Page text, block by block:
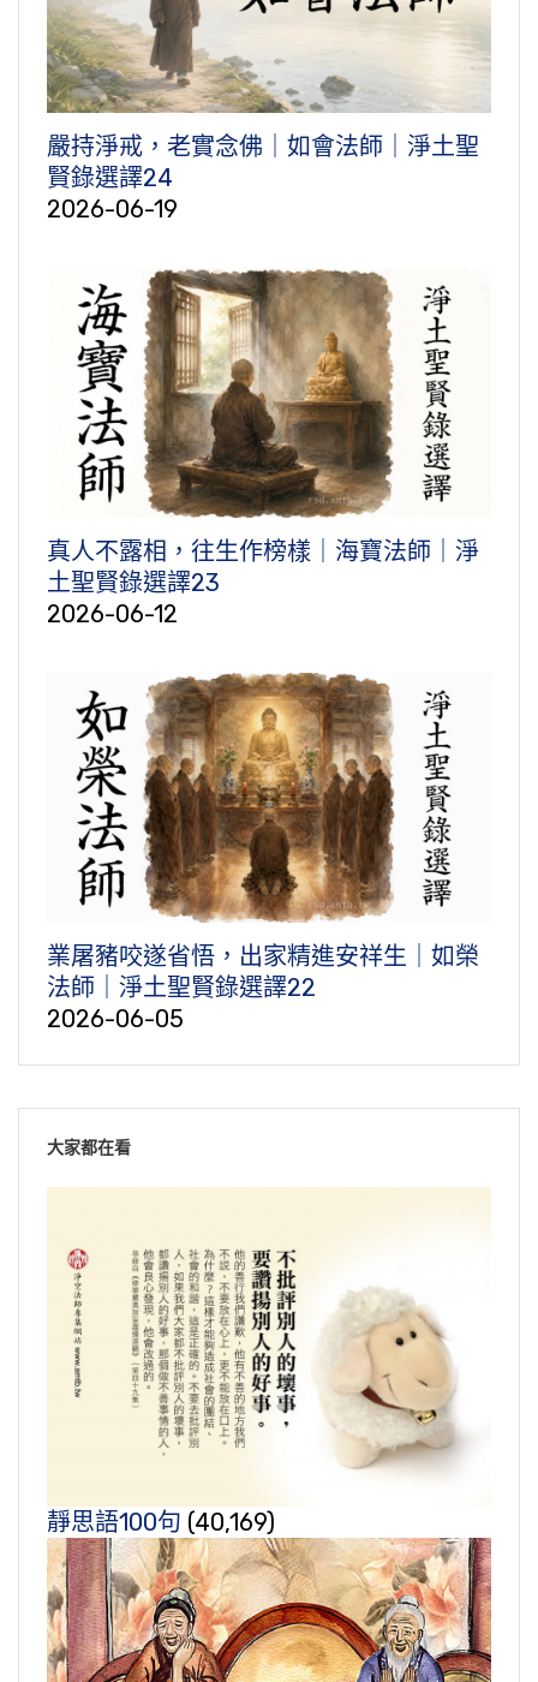
嚴持淨戒，老實念佛｜如會法師｜淨土聖
賢錄選譯24
2026-06-19
真人不露相，往生作榜樣｜海寶法師｜淨
土聖賢錄選譯23
2026-06-12
業屠豬咬遂省悟，出家精進安祥生｜如榮
法師｜淨土聖賢錄選譯22
2026-06-05
大家都在看
靜思語100句 (40,169)